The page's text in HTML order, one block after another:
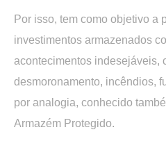
Por isso, tem como objetivo a
investimentos armazenados
acontecimentos indesejáveis,
desmoronamento, incêndios,
por analogia, conhecido
Armazém Protegido.